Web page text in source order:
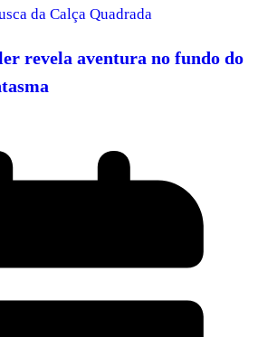
revela aventura no fundo do